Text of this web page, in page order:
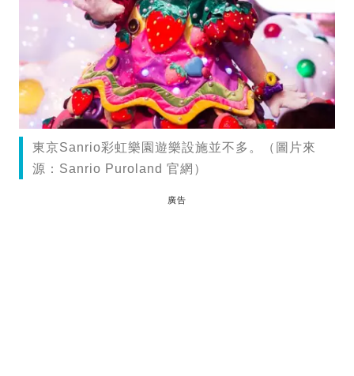
東京Sanrio彩虹樂園遊樂設施並不多。（圖片來
源：Sanrio Puroland 官網）
廣告